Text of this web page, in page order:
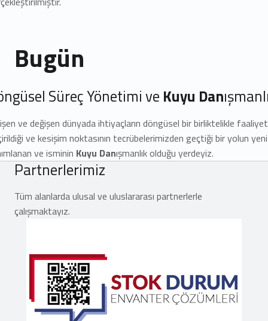
Bugün
Süreç Yönetimi ve Kuyu Dan
ve değişen dünyada ihtiyaçların döngüsel bir birliktelikle
ve kesişim noktasının tecrübelerimizden geçtiği bir yolun yeni
ve isminin Kuyu Danışmanlık olduğu yerdeyiz.
Partnerlerimiz
Tüm alanlarda ulusal ve uluslararası partnerlerle
çalışmaktayız.